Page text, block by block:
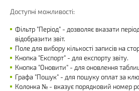
Доступні можливості:
Фільтр "Період" - дозволяє вказати
відобразити звіт.
Поле для вибору кількості записів на
Кнопка "Експорт" - для експорту звіту.
Кнопка "Оновити" - для оновлення
Графа "Пошук" - для пошуку оплат за
Колонка № - вказує порядковий номер